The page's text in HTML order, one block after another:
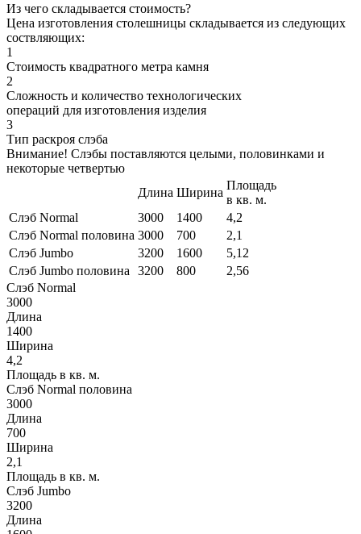
Из чего складывается стоимость?
Цена изготовления столешницы складывается из следующих
соствляющих:
1
Стоимость квадратного метра камня
2
Сложность и количество технологических
операций для изготовления изделия
3
Тип раскроя слэба
Внимание! Слэбы поставляются целыми, половинками и
некоторые четвертью
Длина Ширина
Площадь
в кв. м.
Слэб Normal
3000 1400
4,2
Слэб Normal половина 3000 700
2,1
Слэб Jumbo
3200 1600
5,12
Слэб Jumbo половина
3200 800
2,56
Слэб Normal
3000
Длина
1400
Ширина
4,2
Площадь в кв. м.
Слэб Normal половина
3000
Длина
700
Ширина
2,1
Площадь в кв. м.
Слэб Jumbo
3200
Длина